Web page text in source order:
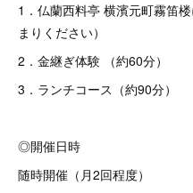
1．仏蘭西料亭 横濱元町霧笛
まりください）
2．金継ぎ体験 （約60分）
3．ランチコース（約90分）
◎開催日時
随時開催（月2回程度）